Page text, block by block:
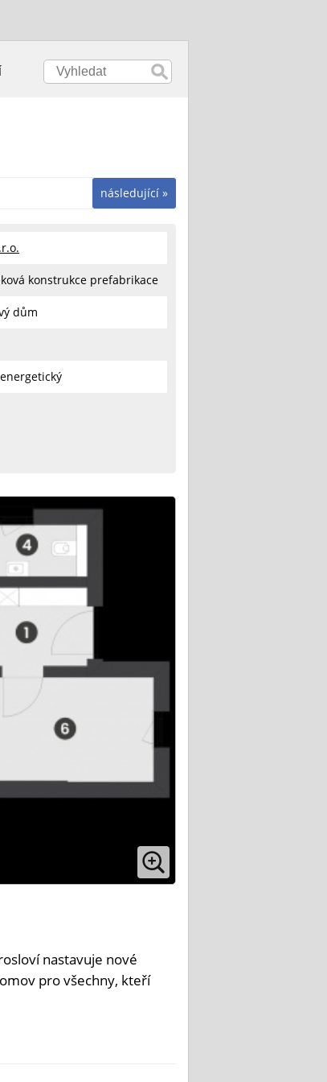
následující »
konstrukce prefabrikace
dům
nastavuje nové
pro všechny, kteří